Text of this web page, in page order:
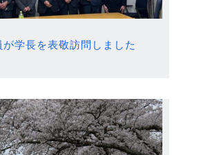
学長を表敬訪問しました